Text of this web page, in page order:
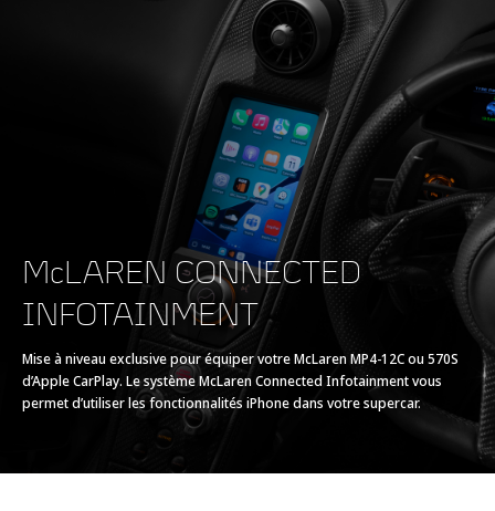
McLAREN CONNECTED
INFOTAINMENT
Mise à niveau exclusive pour équiper votre McLaren MP4-12C ou 570S
d’Apple CarPlay. Le système McLaren Connected Infotainment vous
permet d’utiliser les fonctionnalités iPhone dans votre supercar.